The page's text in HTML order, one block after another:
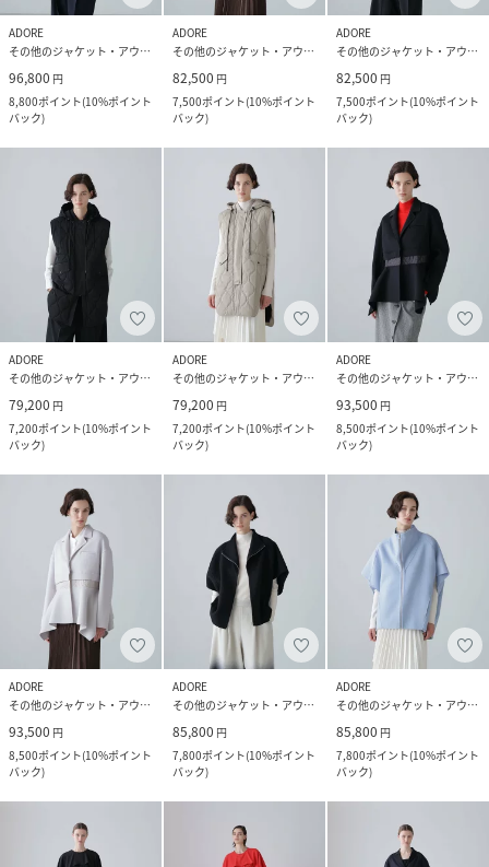
ADORE
その他のジャケット・アウター
96,800 円
8,800ポイント(10%ポイント
バック)
ADORE
その他のジャケット・アウター
82,500 円
7,500ポイント(10%ポイント
バック)
ADORE
その他のジャケット・アウター
82,500 円
7,500ポイント(10%ポイント
バック)
ADORE
その他のジャケット・アウター
79,200 円
7,200ポイント(10%ポイント
バック)
ADORE
その他のジャケット・アウター
79,200 円
7,200ポイント(10%ポイント
バック)
ADORE
その他のジャケット・アウター
93,500 円
8,500ポイント(10%ポイント
バック)
ADORE
その他のジャケット・アウター
93,500 円
8,500ポイント(10%ポイント
バック)
ADORE
その他のジャケット・アウター
85,800 円
7,800ポイント(10%ポイント
バック)
ADORE
その他のジャケット・アウター
85,800 円
7,800ポイント(10%ポイント
バック)